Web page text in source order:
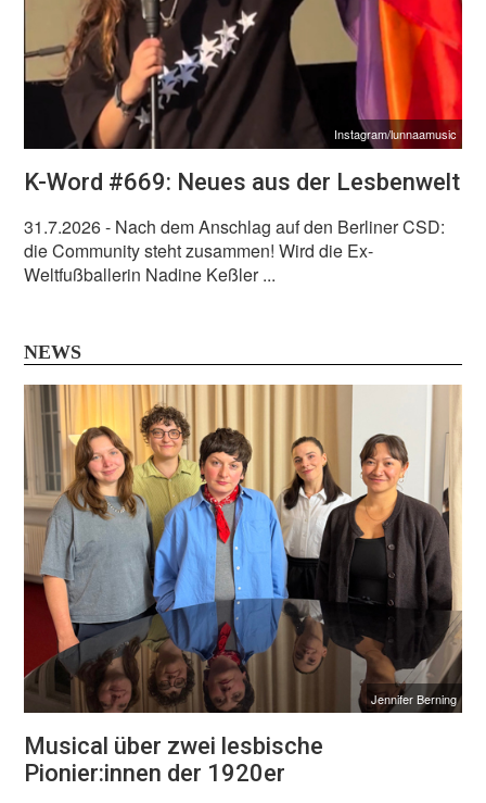
Instagram/lunnaamusic
K-Word #669: Neues aus der Lesbenwelt
31.7.2026- Nach dem Anschlag auf den Berliner CSD:
die Community steht zusammen! Wird die Ex-
Weltfußballerin Nadine Keßler ...
NEWS
Jennifer Berning
Musical über zwei lesbische
Pionier:innen der 1920er